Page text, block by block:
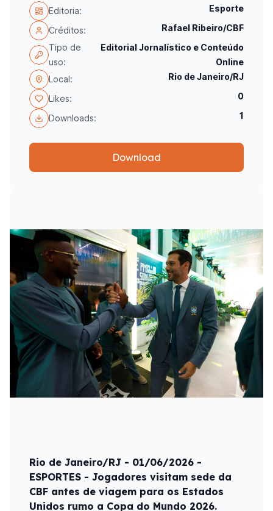
Editoria: Esporte
Créditos:
Rafael Ribeiro/CBF
Tipo de
uso:
Editorial Jornalístico e Conteúdo
Online
Local:
Rio de Janeiro/RJ
Likes: 0
Downloads: 1
Download
Rio de Janeiro/RJ - 01/06/2026 -
ESPORTES - Jogadores visitam sede da
CBF antes de viagem para os Estados
Unidos rumo a Copa do Mundo 2026.